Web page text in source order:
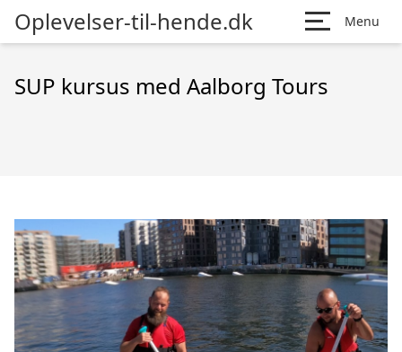
Oplevelser-til-hende.dk Menu
SUP kursus med Aalborg Tours